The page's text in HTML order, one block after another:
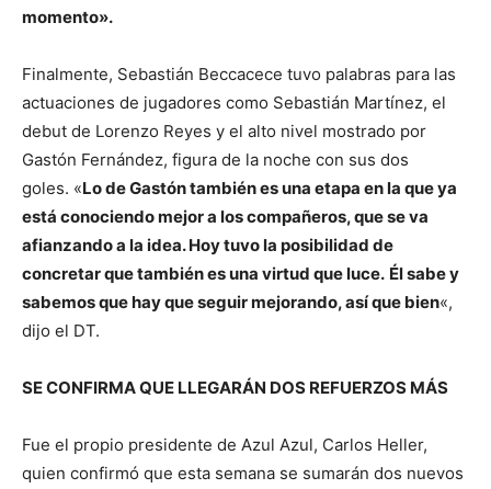
momento».
Finalmente, Sebastián Beccacece tuvo palabras para las
actuaciones de jugadores como Sebastián Martínez, el
debut de Lorenzo Reyes y el alto nivel mostrado por
Gastón Fernández, figura de la noche con sus dos
goles. «Lo de Gastón también es una etapa en la que ya
está conociendo mejor a los compañeros, que se va
afianzando a la idea. Hoy tuvo la posibilidad de
concretar que también es una virtud que luce. Él sabe y
sabemos que hay que seguir mejorando, así que bien«,
dijo el DT.
SE CONFIRMA QUE LLEGARÁN DOS REFUERZOS MÁS
Fue el propio presidente de Azul Azul, Carlos Heller,
quien confirmó que esta semana se sumarán dos nuevos